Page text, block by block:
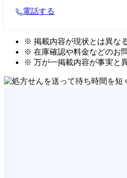
電話する
※ 掲載内容が現状とは異な
※ 在庫確認や料金などのお
※ 万が一掲載内容が事実と